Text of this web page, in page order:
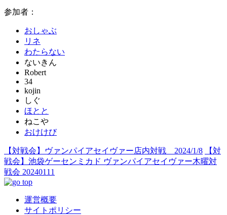
参加者：
おしゃぶ
リネ
わたらない
ないきん
Robert
34
kojin
しぐ
ほとと
ねこや
おけけび
【対戦会】ヴァンパイアセイヴァー店内対戦 2024/1/8
【対
戦会】池袋ゲーセンミカド ヴァンパイアセイヴァー木曜対
戦会 20240111
運営概要
サイトポリシー